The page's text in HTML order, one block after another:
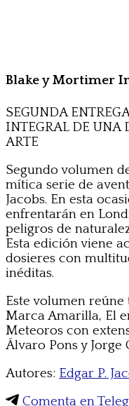
Blake y Mortimer
SEGUNDA
INTEGRAL DE UNA
ARTE
Segundo volumen
mítica serie de
Jacobs. En esta
enfrentarán en
peligros de
Esta edición viene
dosieres con
inéditas.
Este volumen
Marca Amarilla, El
Meteoros con
Álvaro Pons y Jorge
Autores: Edgar P.
Comenta en